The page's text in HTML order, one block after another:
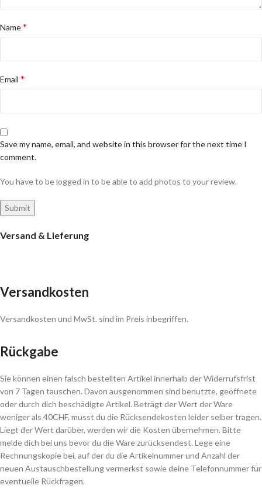
Name*
Email *
Save my name, email, and website in this browser for the next time I
comment.
You have to be logged in to be able to add photos to your review.
Versand & Lieferung
Versandkosten
Versandkosten und MwSt. sind im Preis inbegriffen.
Rückgabe
Sie können einen falsch bestellten Artikel innerhalb der Widerrufsfrist
von 7 Tagen tauschen. Davon ausgenommen sind benutzte, geöffnete
oder durch dich beschädigte Artikel. Beträgt der Wert der Ware
weniger als 40CHF, musst du die Rücksendekosten leider selber tragen.
Liegt der Wert darüber, werden wir die Kosten übernehmen. Bitte
melde dich bei uns bevor du die Ware zurücksendest. Lege eine
Rechnungskopie bei, auf der du die Artikelnummer und Anzahl der
neuen Austauschbestellung vermerkst sowie deine Telefonnummer für
eventuelle Rückfragen.